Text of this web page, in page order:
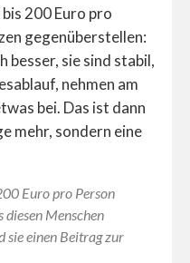
200 Euro pro
gegenüberstellen:
besser, sie sind stabil,
nehmen am
bei. Das ist dann
mehr, sondern eine
Euro pro Person
diesen Menschen
sie einen Beitrag zur